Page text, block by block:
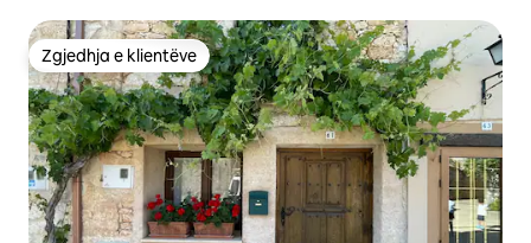
Zgjedhja e klientëve
Zgjedhja e klientëve